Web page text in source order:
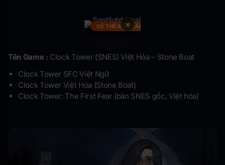
×
CÓ THỂ BẠN CẦN
Tên Game : Clock Tower (SNES) Việt Hóa – Stone Boat
Clock Tower SFC Việt Ngữ
Clock Tower Việt Hóa (Stone Boat)
Clock Tower: The First Fear (bản SNES gốc, Việt hóa)